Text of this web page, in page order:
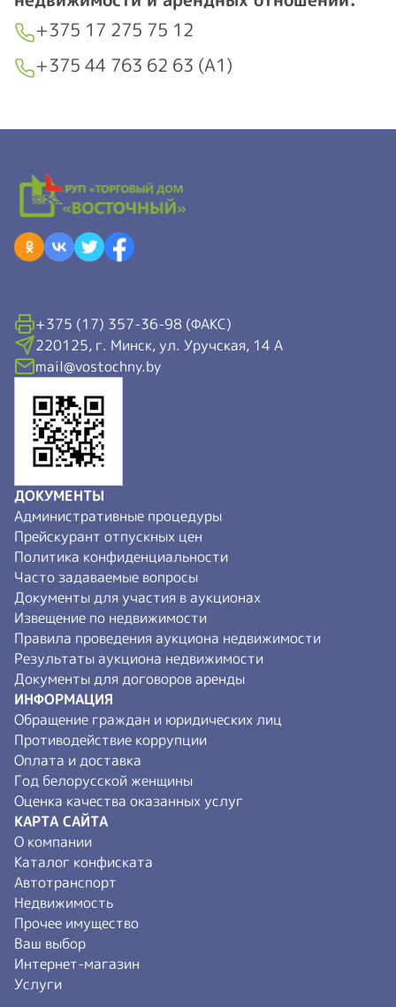
недвижимости и арендных отношений:
+375 17 275 75 12
+375 (17) 357-36-98 (ФАКС)
220125, г. Минск, ул. Уручская, 14 А
mail@vostochny.by
ДОКУМЕНТЫ
Административные процедуры
Прейскурант отпускных цен
Политика конфиденциальности
Часто задаваемые вопросы
Документы для участия в аукционах
Извещение по недвижимости
Правила проведения аукциона недвижимости
Результаты аукциона недвижимости
Документы для договоров аренды
ИНФОРМАЦИЯ
Обращение граждан и юридических лиц
Противодействие коррупции
Оплата и доставка
Год белорусской женщины
Оценка качества оказанных услуг
КАРТА САЙТА
О компании
Каталог конфиската
Автотранспорт
Недвижимость
Прочее имущество
Ваш выбор
Интернет-магазин